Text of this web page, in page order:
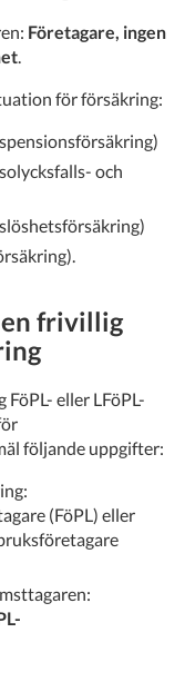
Företagare, ingen
för försäkring:
och
frivillig
eller LFöPL-
följande uppgifter:
(FöPL) eller